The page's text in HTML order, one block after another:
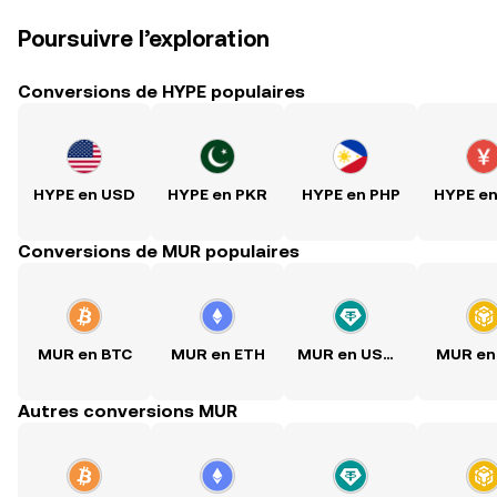
Poursuivre l’exploration
Conversions de HYPE populaires
HYPE en USD HYPE en PKR HYPE en PHP HYPE
Conversions de MUR populaires
MUR en BTC MUR en ETH MUR en USDT MUR
Autres conversions MUR